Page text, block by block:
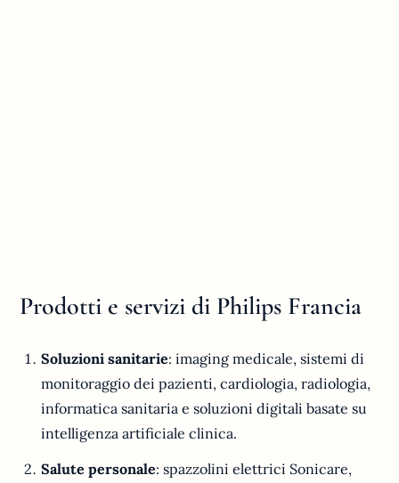
Prodotti e servizi di Philips Francia
Soluzioni sanitarie: imaging medicale, sistemi di
monitoraggio dei pazienti, cardiologia, radiologia,
informatica sanitaria e soluzioni digitali basate su
intelligenza artificiale clinica.
Salute personale: spazzolini elettrici Sonicare,